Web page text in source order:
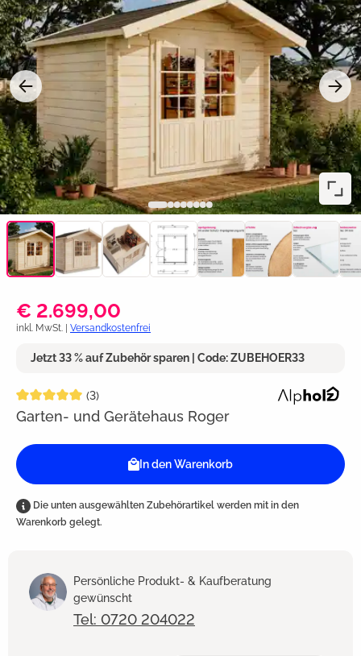
€ 2.699,00
inkl. MwSt. | Versandkostenfrei
Jetzt 33 % auf Zubehör sparen | Code: ZUBEHOER33
Durchschnittliche Bewertung von 5 von 5 Sternen
(3)
Garten- und Gerätehaus Roger
In den Warenkorb
Die unten ausgewählten Zubehörartikel werden mit in den
Warenkorb gelegt.
Persönliche Produkt- & Kaufberatung
gewünscht
Tel: 0720 204022